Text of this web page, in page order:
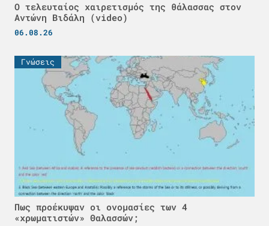
Ο τελευταίος χαιρετισμός της θάλασσας στον
Αντώνη Βιδάλη (video)
06.08.26
Γνώσεις
Πως προέκυψαν οι ονομασίες των 4
«χρωματιστών» Θαλασσών;